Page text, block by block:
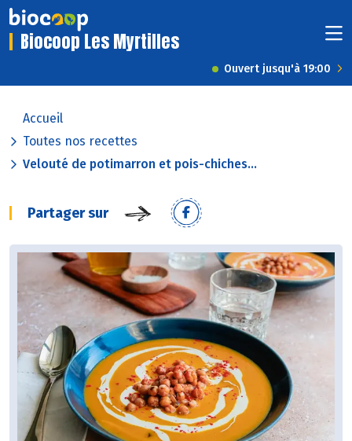
Biocoop Les Myrtilles
Ouvert jusqu'à 19:00
Accueil
Toutes nos recettes
Velouté de potimarron et pois-chiches...
Partager sur